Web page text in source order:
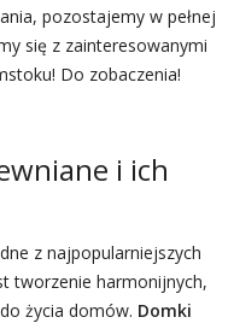
pozostajemy w pełnej
się z zainteresowanymi
Do zobaczenia!
i ich
z najpopularniejszych
tworzenie harmonijnych,
życia domów. Domki